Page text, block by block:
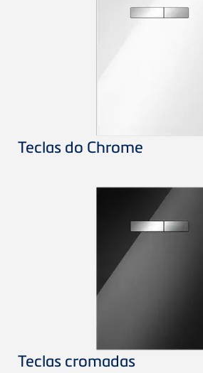
Teclas do Chrome
Teclas cromadas